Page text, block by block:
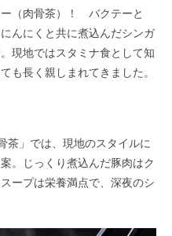
（肉骨茶）！ バクテーと
んにくと共に煮込んだシンガ
現地ではスタミナ食として知
も長く親しまれてきました。
茶」では、現地のスタイルに
。じっくり煮込んだ豚肉はク
ープは栄養満点で、深夜のシ